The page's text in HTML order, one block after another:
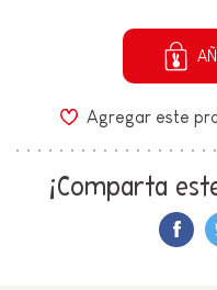
Agregar este
¡Comparta